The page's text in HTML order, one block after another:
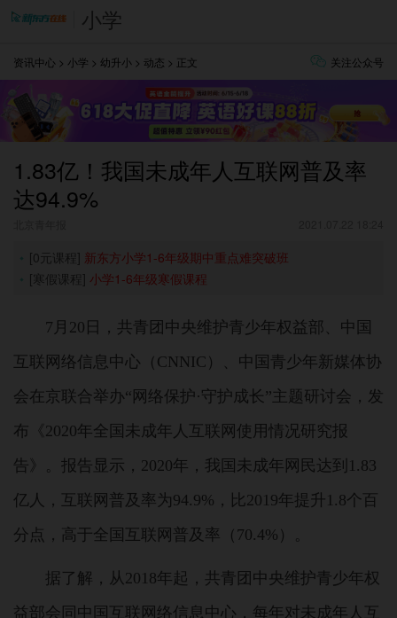
小学
资讯中心 > 小学 > 幼升小 > 动态 > 正文 关注公众号
1.83亿！我国未成年人互联网普及率
达94.9%
[0元课程] 新东方小学1-6年级期中重点难突破班
[寒假课程] 小学1-6年级寒假课程
7月20日，共青团中央维护青少年权益部、中国
互联网络信息中心（CNNIC）、中国青少年新媒体协
会在京联合举办“网络保护·守护成长”主题研讨会，发
布《2020年全国未成年人互联网使用情况研究报
告》。报告显示，2020年，我国未成年网民达到1.83
亿人，互联网普及率为94.9%，比2019年提升1.8个百
分点，高于全国互联网普及率（70.4%）。
据了解，从2018年起，共青团中央维护青少年权
益部会同中国互联网络信息中心，每年对未成年人互